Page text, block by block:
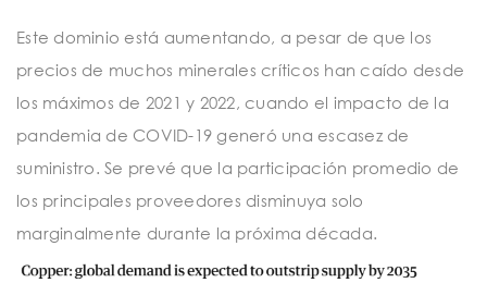
Este dominio está aumentando, a pesar de que los
precios de muchos minerales críticos han caído desde
los máximos de 2021 y 2022, cuando el impacto de la
pandemia de COVID-19 generó una escasez de
suministro. Se prevé que la participación promedio de
los principales proveedores disminuya solo
marginalmente durante la próxima década.